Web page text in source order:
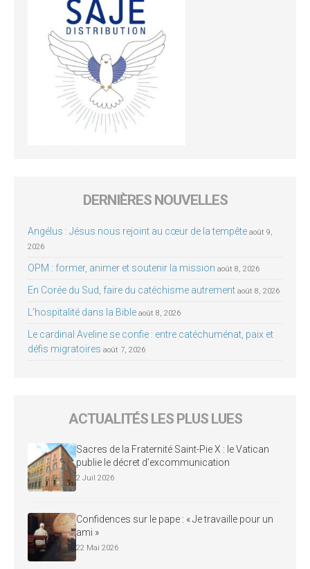
DERNIÈRES NOUVELLES
Angélus : Jésus nous rejoint au cœur de la tempête août 9,
2026
OPM : former, animer et soutenir la mission août 8, 2026
En Corée du Sud, faire du catéchisme autrement août 8, 2026
L’hospitalité dans la Bible août 8, 2026
Le cardinal Aveline se confie : entre catéchuménat, paix et
défis migratoires août 7, 2026
ACTUALITÉS LES PLUS LUES
Sacres de la Fraternité Saint-Pie X : le Vatican
publie le décret d’excommunication
2 Juil 2026
Confidences sur le pape : « Je travaille pour un
ami »
22 Mai 2026